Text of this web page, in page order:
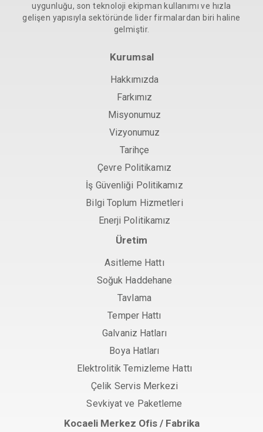
uygunluğu, son teknoloji ekipman kullanımı ve hızla
gelişen yapısıyla sektöründe lider firmalardan biri haline
gelmiştir.
Kurumsal
Hakkımızda
Farkımız
Misyonumuz
Vizyonumuz
Tarihçe
Çevre Politikamız
İş Güvenliği Politikamız
Bilgi Toplum Hizmetleri
Enerji Politikamız
Üretim
Asitleme Hattı
Soğuk Haddehane
Tavlama
Temper Hattı
Galvaniz Hatları
Boya Hatları
Elektrolitik Temizleme Hattı
Çelik Servis Merkezi
Sevkiyat ve Paketleme
Kocaeli Merkez Ofis / Fabrika